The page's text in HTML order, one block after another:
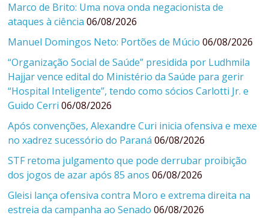
Marco de Brito: Uma nova onda negacionista de
ataques à ciência 06/08/2026
Manuel Domingos Neto: Portões de Múcio 06/08/2026
“Organização Social de Saúde” presidida por Ludhmila
Hajjar vence edital do Ministério da Saúde para gerir
“Hospital Inteligente”, tendo como sócios Carlotti Jr. e
Guido Cerri 06/08/2026
Após convenções, Alexandre Curi inicia ofensiva e mexe
no xadrez sucessório do Paraná 06/08/2026
STF retoma julgamento que pode derrubar proibição
dos jogos de azar após 85 anos 06/08/2026
Gleisi lança ofensiva contra Moro e extrema direita na
estreia da campanha ao Senado 06/08/2026